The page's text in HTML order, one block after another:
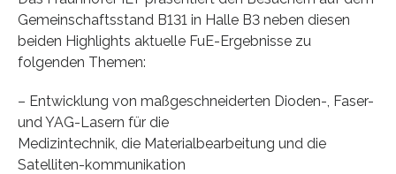
Gemeinschaftsstand B131 in Halle B3 neben diesen
beiden Highlights aktuelle FuE-Ergebnisse zu
folgenden Themen:
– Entwicklung von maßgeschneiderten Dioden-, Faser-
und YAG-Lasern für die
Medizintechnik, die Materialbearbeitung und die
Satelliten-kommunikation